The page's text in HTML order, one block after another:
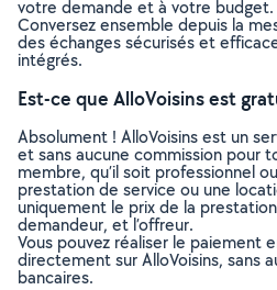
votre demande et à votre budget.
Conversez ensemble depuis la
des échanges sécurisés et
intégrés.
Est-ce que AlloVoisins est
Absolument ! AlloVoisins est un
et sans aucune commission pour
membre, qu’il soit professionnel
prestation de service ou une
uniquement le prix de la
demandeur, et l’offreur.
Vous pouvez réaliser le paiement
directement sur AlloVoisins, sans
bancaires.